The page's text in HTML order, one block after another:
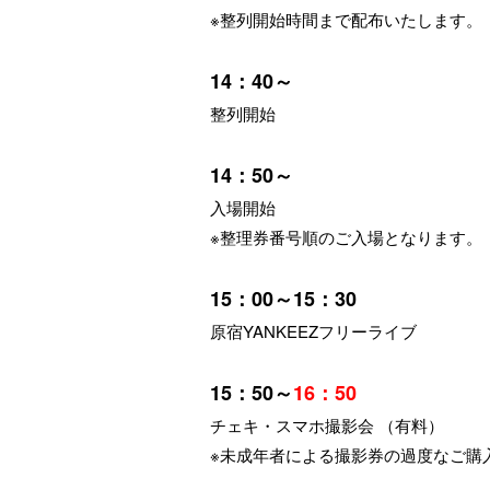
※整列開始時間まで配布いたします。
14：40～
整列開始
14：50～
入場開始
※整理券番号順のご入場となります。
15：00～15：30
原宿YANKEEZフリーライブ
15：50～16：50
チェキ・スマホ撮影会 （有料）
※未成年者による撮影券の過度なご購